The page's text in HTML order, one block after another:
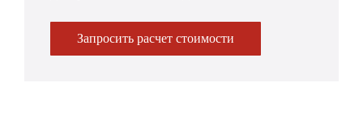
Запросить расчет стоимости